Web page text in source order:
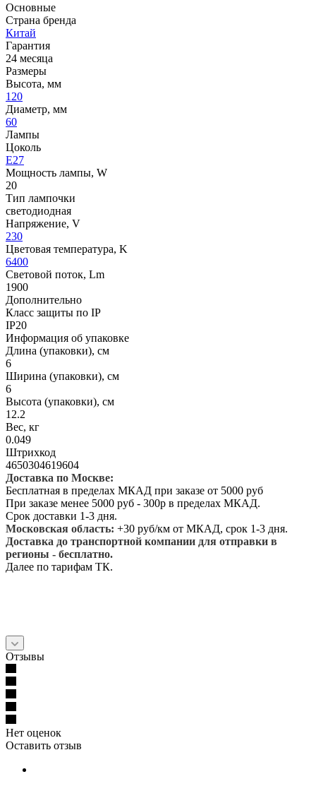
Основные
Страна бренда
Китай
Гарантия
24 месяца
Размеры
Высота, мм
120
Диаметр, мм
60
Лампы
Цоколь
E27
Мощность лампы, W
20
Тип лампочки
светодиодная
Напряжение, V
230
Цветовая температура, K
6400
Световой поток, Lm
1900
Дополнительно
Класс защиты по IP
IP20
Информация об упаковке
Длина (упаковки), см
6
Ширина (упаковки), см
6
Высота (упаковки), см
12.2
Вес, кг
0.049
Штрихкод
4650304619604
Доставка по Москве:
Бесплатная в пределах МКАД при заказе от 5000 руб
При заказе менее 5000 руб - 300р в пределах МКАД.
Срок доставки 1-3 дня.
Московская область: +30 руб/км от МКАД, срок 1-3 дня.
Доставка до транспортной компании для отправки в
регионы - бесплатно.
Далее по тарифам ТК.
Отзывы
Нет оценок
Оставить отзыв